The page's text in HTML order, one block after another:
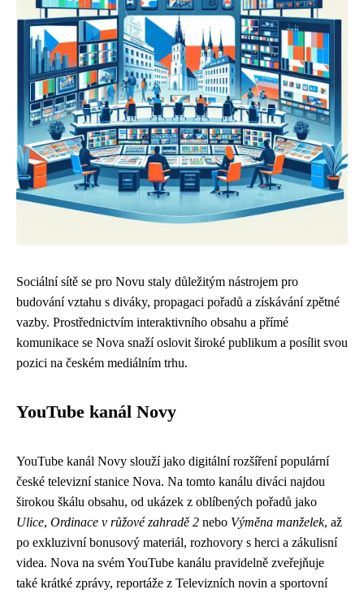
Sociální sítě se pro Novu staly důležitým nástrojem pro
budování vztahu s diváky, propagaci pořadů a získávání zpětné
vazby. Prostřednictvím interaktivního obsahu a přímé
komunikace se Nova snaží oslovit široké publikum a posílit svou
pozici na českém mediálním trhu.
YouTube kanál Novy
YouTube kanál Novy slouží jako digitální rozšíření populární
české televizní stanice Nova. Na tomto kanálu diváci najdou
širokou škálu obsahu, od ukázek z oblíbených pořadů jako
Ulice, Ordinace v růžové zahradě 2 nebo Výměna manželek, až
po exkluzivní bonusový materiál, rozhovory s herci a zákulisní
videa. Nova na svém YouTube kanálu pravidelně zveřejňuje
také krátké zprávy, reportáže z Televizních novin a sportovní